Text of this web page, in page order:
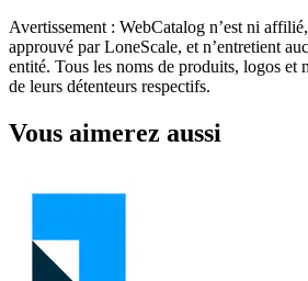
Avertissement : WebCatalog n’est ni
approuvé par LoneScale, et n’entretient
entité. Tous les noms de produits, logos et
de leurs détenteurs respectifs.
Vous aimerez aussi